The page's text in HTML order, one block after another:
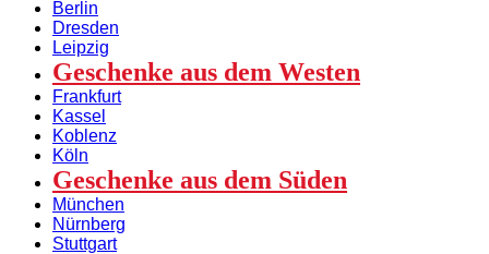
Berlin
Dresden
Leipzig
Geschenke aus dem Westen
Frankfurt
Kassel
Koblenz
Köln
Geschenke aus dem Süden
München
Nürnberg
Stuttgart